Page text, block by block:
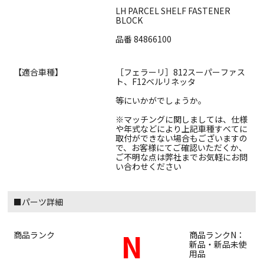
LH PARCEL SHELF FASTENER
BLOCK
品番 84866100
【適合車種】
［フェラーリ］812スーパーファス
ト、F12ベルリネッタ
等にいかがでしょうか。
※マッチングに関しましては、仕様
や年式などにより上記車種すべてに
取付ができない場合もございますの
で、お客様にてご確認いただくか、
ご不明な点は弊社までお気軽にお問
い合わせください
■パーツ詳細
商品ランク N
商品ランクN：
新品・新品未使
用品